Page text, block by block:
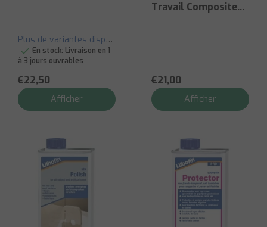
Plus de variantes disponibles
En stock: Livraison en 1
à 3 jours ouvrables
€22,50
Afficher
Travail Composite
€21,00
Afficher